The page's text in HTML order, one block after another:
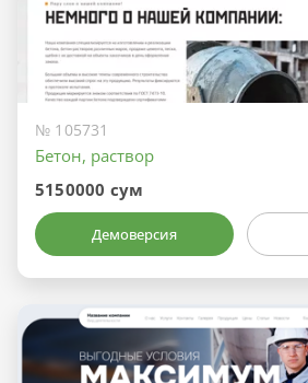
№ 105731
Бетон, раствор
5150000 сум
Демоверсия